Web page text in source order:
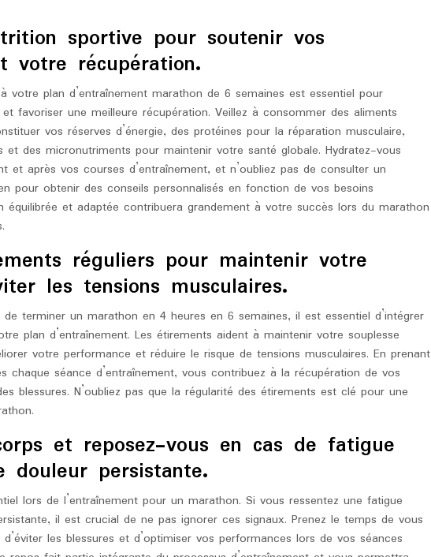
sportive pour soutenir vos
votre récupération.
votre plan d’entraînement marathon de 6 semaines est essentiel pour
favoriser une meilleure récupération. Veillez à consommer des aliments
vos réserves d’énergie, des protéines pour la réparation musculaire,
et des micronutriments pour maintenir votre santé globale. Hydratez-vous
et après vos courses d’entraînement, et n’oubliez pas de consulter un
pour obtenir des conseils personnalisés en fonction de vos besoins
équilibrée et adaptée contribuera grandement à votre succès lors du marathon
réguliers pour maintenir votre
les tensions musculaires.
terminer un marathon en 4 heures en 6 semaines, il est essentiel d’intégrer
plan d’entraînement. Les étirements aident à maintenir votre souplesse
votre performance et réduire le risque de tensions musculaires. En prenant
chaque séance d’entraînement, vous contribuez à la récupération de vos
blessures. N’oubliez pas que la régularité des étirements est clé pour une
et reposez-vous en cas de fatigue
douleur persistante.
lors de l’entraînement pour un marathon. Si vous ressentez une fatigue
il est crucial de ne pas ignorer ces signaux. Prenez le temps de vous
les blessures et d’optimiser vos performances lors de vos séances